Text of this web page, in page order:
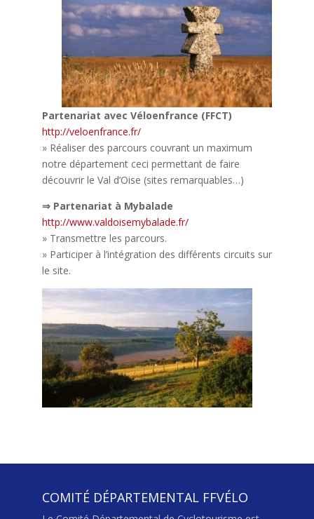
Partenariat avec Véloenfrance (FFCT)
http://veloenfrance.fr/
» Réaliser des parcours couvrant un maximum
notre département ceci permettant de faire
découvrir le Val d’Oise (sites remarquables…)
⇒ Partenariat à Mybalade
http://www.valdoisemybalade.fr/
» Transmettre les parcours.
» Participer à l’intégration des différents circuits sur
le site.
COMITÉ DÉPARTEMENTAL FFVÉLO